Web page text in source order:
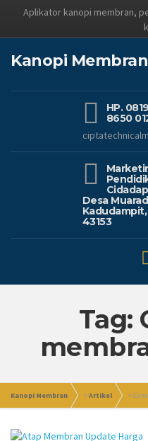
Aplikator kanopi membran,
Kanopi Membran
HP.
8650
Desa
43153
Tag:
Kanopi Membran >Artikel >